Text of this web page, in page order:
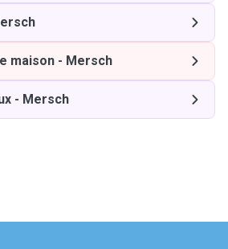
maison - Mersch
- Mersch